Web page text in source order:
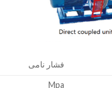
فشار نامی
Mpa